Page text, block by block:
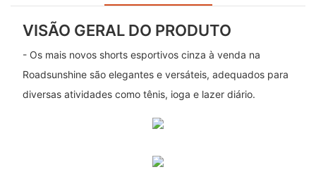
VISÃO GERAL DO PRODUTO
- Os mais novos shorts esportivos cinza à venda na
Roadsunshine são elegantes e versáteis, adequados para
diversas atividades como tênis, ioga e lazer diário.